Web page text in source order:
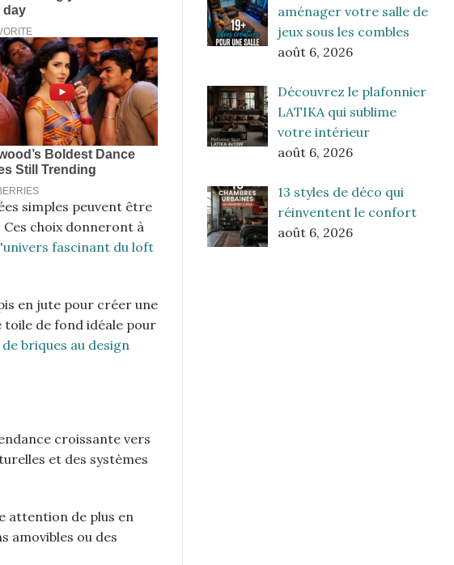
simples peuvent être
choix donneront à
fascinant du loft
en jute pour créer une
toile de fond idéale pour
briques au design
croissante vers
et des systèmes
attention de plus en
amovibles ou des
aménager votre salle de
jeux sous les combles
août 6, 2026
Découvrez le plafonnier
LATIKA qui sublime
votre intérieur
août 6, 2026
13 styles de déco qui
réinventent le confort
août 6, 2026